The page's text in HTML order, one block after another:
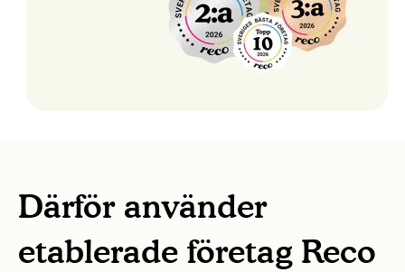
Därför använder
etablerade företag Reco